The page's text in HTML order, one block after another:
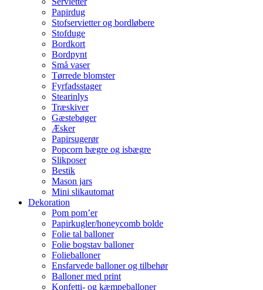
Papirdug
Stofservietter og bordløbere
Stofduge
Bordkort
Bordpynt
Små vaser
Tørrede blomster
Fyrfadsstager
Stearinlys
Træskiver
Gæstebøger
Æsker
Papirsugerør
Popcorn bægre og isbægre
Slikposer
Bestik
Mason jars
Mini slikautomat
Dekoration
Pom pom’er
Papirkugler/honeycomb bolde
Folie tal balloner
Folie bogstav balloner
Folieballoner
Ensfarvede balloner og tilbehør
Balloner med print
Konfetti- og kæmpeballoner